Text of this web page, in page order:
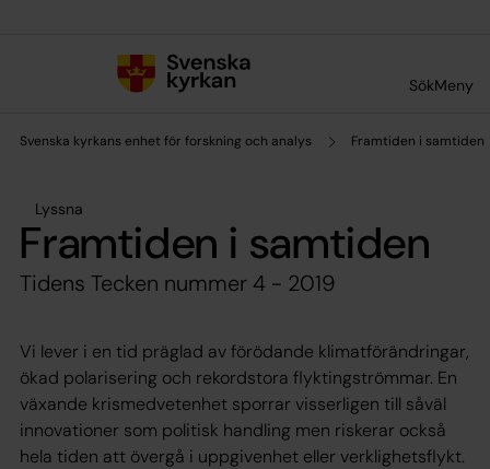
SökMeny
Svenska kyrkans enhet för forskning och analys Framtiden i samtiden
Lyssna
Framtiden i samtiden
Tidens Tecken nummer 4 - 2019
Vi lever i en tid präglad av förödande klimatförändringar,
ökad polarisering och rekordstora flyktingströmmar. En
växande krismedvetenhet sporrar visserligen till såväl
innovationer som politisk handling men riskerar också
hela tiden att övergå i uppgivenhet eller verklighetsflykt.